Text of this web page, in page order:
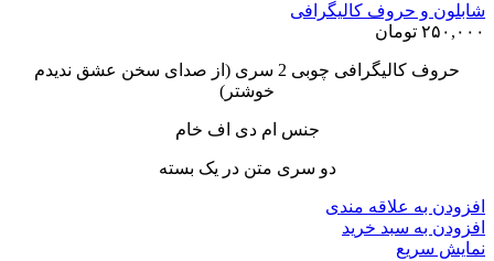
شابلون و حروف کالیگرافی
۲۵۰,۰۰۰ تومان
حروف کالیگرافی چوبی 2 سری (از صدای سخن عشق ندیدم
خوشتر)
جنس ام دی اف خام
دو سری متن در یک بسته
افزودن به علاقه مندی
افزودن به سبد خرید
نمایش سریع